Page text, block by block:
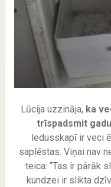
Lūcija uzzināja, ka
trīspadsmit
ledusskapī ir veci
saplēstas. Viņai nav
teica: “Tas ir pārāk
kundzei ir slikta